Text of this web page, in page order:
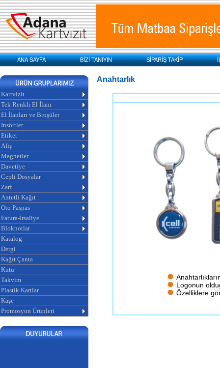
ANA SAYFA BİZİ TANIYIN SİPARİŞ TAKİP
Kartvizit
Tek Renkli El İlanı
El İlanları ve Broşüler
İnsörtler
Etiket
Afiş
Magnetler
Davetiye
Cepli Dosyalar
Zarf
Antetli Kağıt
Oto Paspas
Fatura-İrsaliye
Bloknotlar
Katalog
Dergi
Kağıt Çanta
Kutu
Takvim
Plastik Kartlar
Kaşe
Promosyon Ürünleri
Anahtarlık
Logonun
Özelliklere